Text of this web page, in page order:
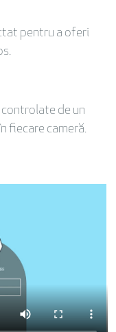
pentru a oferi
controlate de un
fiecare cameră.